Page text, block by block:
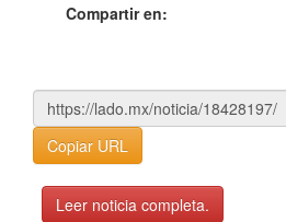
Compartir en:
Copiar URL
Leer noticia completa.